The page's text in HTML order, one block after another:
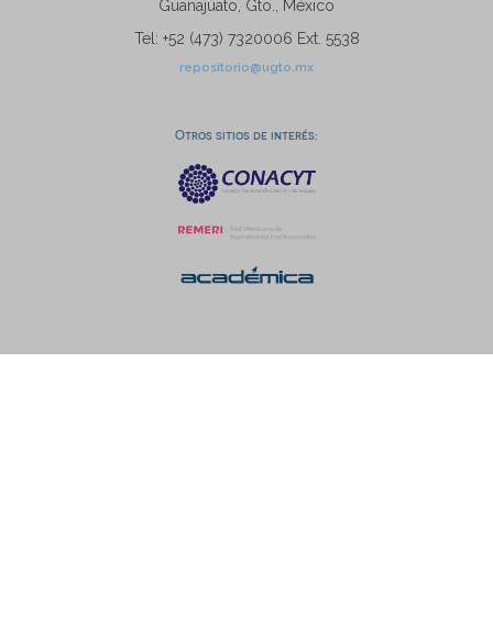
Guanajuato, Gto., México
Tel: +52 (473) 7320006 Ext. 5538
repositorio@ugto.mx
Otros sitios de interés: